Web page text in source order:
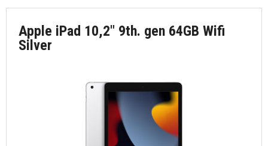
Apple iPad 10,2" 9th. gen 64GB Wifi
Silver